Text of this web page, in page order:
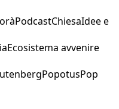
PodcastChiesaIdee e
Ecosistema avvenire
PopotusPop